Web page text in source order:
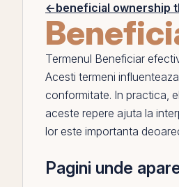
←beneficial ownership
Termenul Beneficiar
Acesti termeni
conformitate. In practica, el
aceste repere ajuta la
lor este importanta
Pagini unde